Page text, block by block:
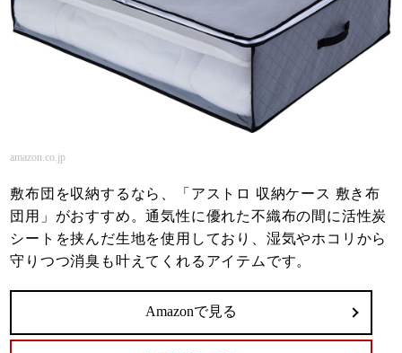
amazon.co.jp
敷布団を収納するなら、「アストロ 収納ケース 敷き布
団用」がおすすめ。通気性に優れた不織布の間に活性炭
シートを挟んだ生地を使用しており、湿気やホコリから
守りつつ消臭も叶えてくれるアイテムです。
Amazonで見る